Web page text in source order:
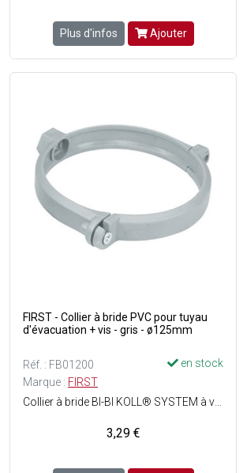
Plus d'infos Ajouter
FIRST - Collier à bride PVC pour tuyau
d'évacuation + vis - gris - ø125mm
Réf. : FB01200
en stock
Marque : FIRST
3,29 €